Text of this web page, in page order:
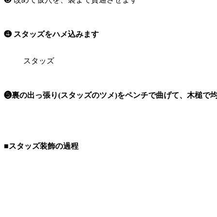
❹ スタッズをハメ込みます
スタッズ
❺裏の出っ張り(スタッズのツメ)をペンチで曲げて、木槌で
■スタッズ装飾の過程